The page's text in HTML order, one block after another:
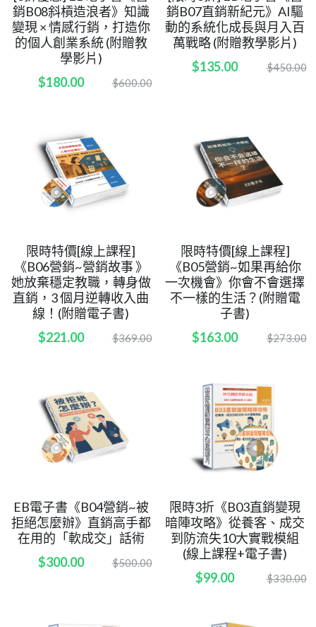
銷B08斜槓造浪者》知識
變現 × 情感行銷，打造你
的個人創業系統 (附贈教
學影片)
$180.00
$600.00
銷B07直銷新紀元》AI驅
動的系統化成長與月入百
萬戰略 (附贈教學影片)
$135.00
$450.00
限時特價[線上課程]
《B06營銷~營銷故事 》
她放棄穩定教職，轉身做
直銷，3 個月逆轉收入曲
線！(附贈電子書)
$221.00
$369.00
限時特價[線上課程]
《B05營銷~如果再給你
一次機會》你會不會選擇
不一樣的生活？(附贈電
子書)
$163.00
$273.00
EB電子書《B04營銷~被
拒絕怎麼辦》直銷高手都
在用的「軟成交」話術
$300.00
$500.00
限時3折《B03直銷變現
暗陣攻略》從養客、成交
到防流失10大實戰模組
(線上課程+電子書)
$99.00
$330.00